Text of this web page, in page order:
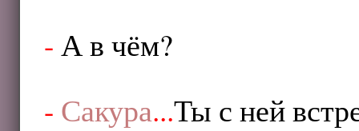
-А в чём?
- Сакура...Ты с ней